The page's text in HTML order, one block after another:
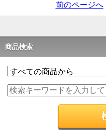
前のページへ
商品検索